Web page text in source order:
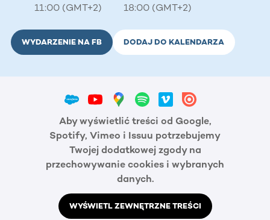
11:00 (GMT+2) 18:00 (GMT+2)
WYDARZENIE NA FB DODAJ DO KALENDARZA
Aby wyświetlić treści od Google,
Spotify, Vimeo i Issuu potrzebujemy
Twojej dodatkowej zgody na
przechowywanie cookies i wybranych
danych.
WYŚWIETL ZEWNĘTRZNE TREŚCI